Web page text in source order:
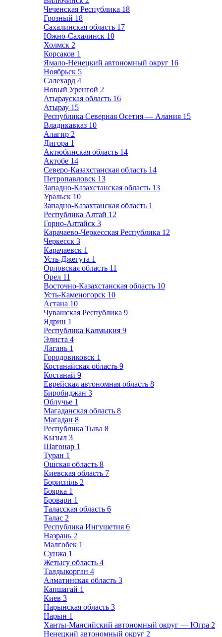
Чеченская Республика 18
Грозный 18
Сахалинская область 17
Южно-Сахалинск 10
Холмск 2
Корсаков 1
Ямало-Ненецкий автономный округ 16
Ноябрьск 5
Салехард 4
Новый Уренгой 2
Атырауская область 16
Атырау 15
Республика Северная Осетия — Алания 15
Владикавказ 10
Алагир 2
Дигора 1
Актюбинская область 14
Актобе 14
Северо-Казахстанская область 14
Петропавловск 13
Западно-Казахстанская область 13
Уральск 10
Западно-Казахтанская область 1
Республика Алтай 12
Горно-Алтайск 3
Карачаево-Черкесская Республика 12
Черкесск 3
Карачаевск 1
Усть-Джегута 1
Орловская область 11
Орел 11
Восточно-Казахстанская область 10
Усть-Каменогорск 10
Астана 10
Чувашская Республика 9
Ядрин 1
Республика Калмыкия 9
Элиста 4
Лагань 1
Городовиковск 1
Костанайская область 9
Костанай 9
Еврейская автономная область 8
Биробиджан 3
Облучье 1
Магаданская область 8
Магадан 8
Республика Тыва 8
Кызыл 3
Шагонар 1
Туран 1
Ошская область 8
Киевская область 7
Бориспіль 2
Боярка 1
Бровари 1
Таласская область 6
Талас 2
Республика Ингушетия 6
Назрань 2
Малгобек 1
Сунжа 1
Жетысу область 4
Талдыкорган 4
Алматинская область 3
Капшагай 1
Киев 3
Нарынская область 3
Нарын 1
Ханты-Мансийский автономный округ — Югра 2
Ненецкий автономный округ 2